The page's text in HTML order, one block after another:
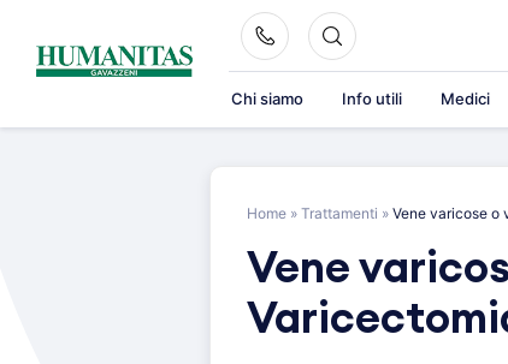
content
Chi siamo Info utili Medici
Home » Trattamenti » Vene varicose o
Vene